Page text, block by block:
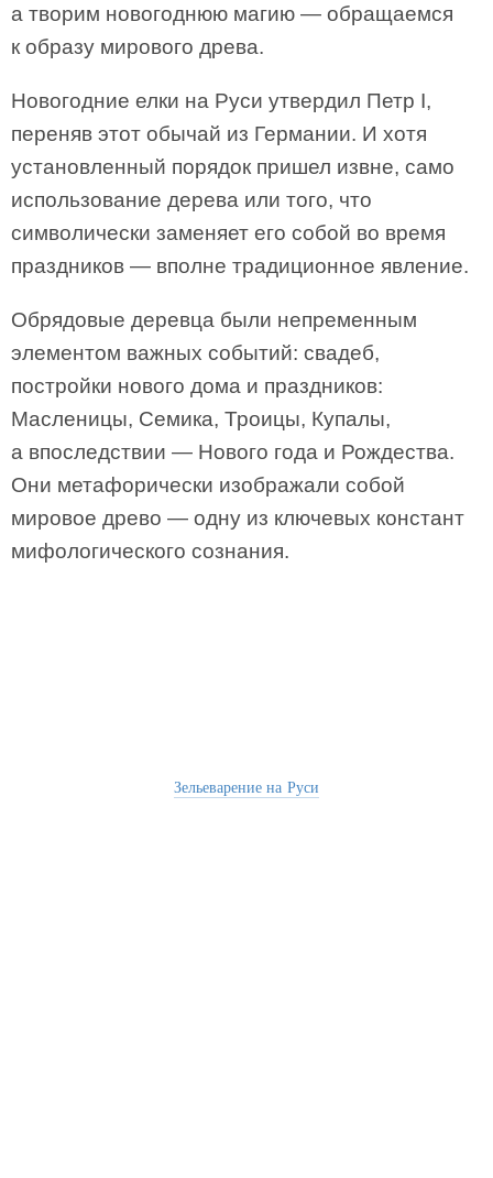
а творим новогоднюю магию — обращаемся
к образу мирового древа.
Новогодние елки на Руси утвердил Петр I,
переняв этот обычай из Германии. И хотя
установленный порядок пришел извне, само
использование дерева или того, что
символически заменяет его собой во время
праздников — вполне традиционное явление.
Обрядовые деревца были непременным
элементом важных событий: свадеб,
постройки нового дома и праздников:
Масленицы, Семика, Троицы, Купалы,
а впоследствии — Нового года и Рождества.
Они метафорически изображали собой
мировое древо — одну из ключевых констант
мифологического сознания.
Зельеварение на Руси